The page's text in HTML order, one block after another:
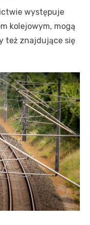
występuje
kolejowym, mogą
też znajdujące się